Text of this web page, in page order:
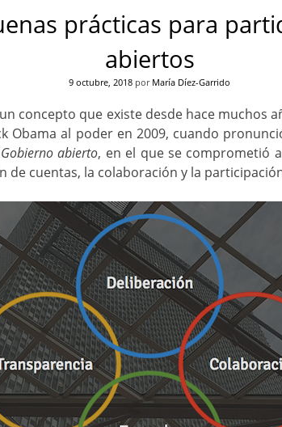
prácticas para
abiertos
9 octubre, 2018 por María Díez-Garrido
concepto que existe desde hace muchos
Obama al poder en 2009, cuando
abierto, en el que se comprometió
de cuentas, la colaboración y la